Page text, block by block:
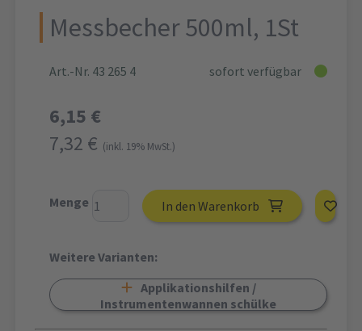
Messbecher 500ml, 1St
Art.-Nr. 43 265 4 sofort verfügbar
6,15 €
7,32 € (inkl. 19% MwSt.)
Menge In den Warenkorb
Weitere Varianten:
Applikationshilfen /
Instrumentenwannen schülke